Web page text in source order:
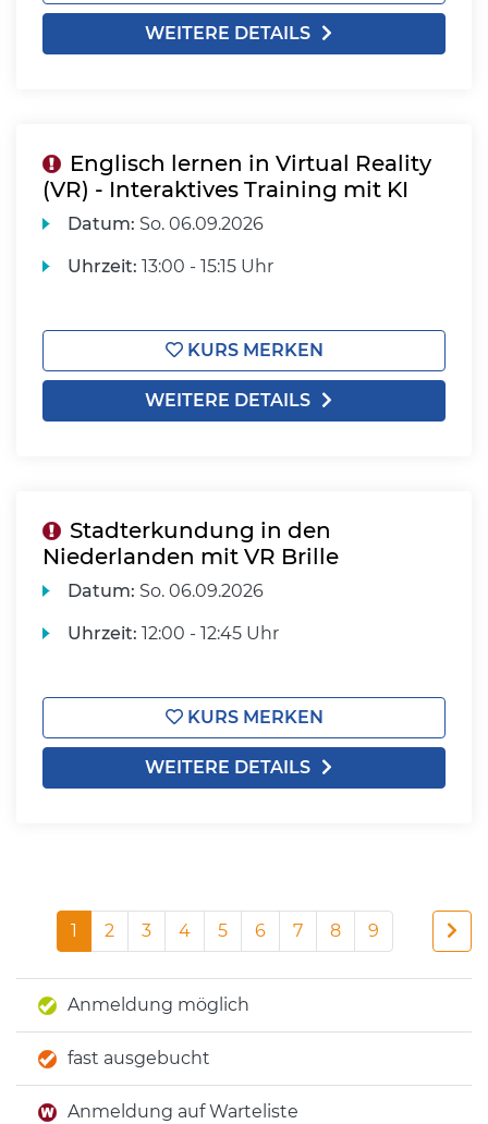
WEITERE DETAILS
Englisch lernen in Virtual Reality
(VR) - Interaktives Training mit KI
Datum: So. 06.09.2026
Uhrzeit: 13:00 - 15:15 Uhr
KURS MERKEN
WEITERE DETAILS
Stadterkundung in den
Niederlanden mit VR Brille
Datum: So. 06.09.2026
Uhrzeit: 12:00 - 12:45 Uhr
KURS MERKEN
WEITERE DETAILS
1 2 3 4 5 6 7 8 9
Anmeldung möglich
fast ausgebucht
Anmeldung auf Warteliste